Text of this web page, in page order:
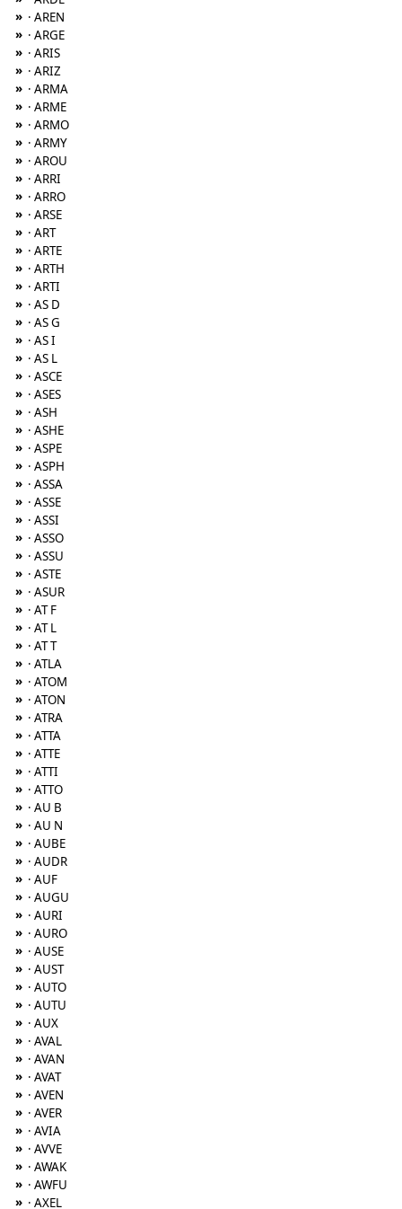
» · AREN
» · ARGE
» · ARIS
» · ARIZ
» · ARMA
» · ARME
» · ARMO
» · ARMY
» · AROU
» · ARRI
» · ARRO
» · ARSE
» · ART
» · ARTE
» · ARTH
» · ARTI
» · AS D
» · AS G
» · AS I
» · AS L
» · ASCE
» · ASES
» · ASH
» · ASHE
» · ASPE
» · ASPH
» · ASSA
» · ASSE
» · ASSI
» · ASSO
» · ASSU
» · ASTE
» · ASUR
» · AT F
» · AT L
» · AT T
» · ATLA
» · ATOM
» · ATON
» · ATRA
» · ATTA
» · ATTE
» · ATTI
» · ATTO
» · AU B
» · AU N
» · AUBE
» · AUDR
» · AUF
» · AUGU
» · AURI
» · AURO
» · AUSE
» · AUST
» · AUTO
» · AUTU
» · AUX
» · AVAL
» · AVAN
» · AVAT
» · AVEN
» · AVER
» · AVIA
» · AVVE
» · AWAK
» · AWFU
» · AXEL